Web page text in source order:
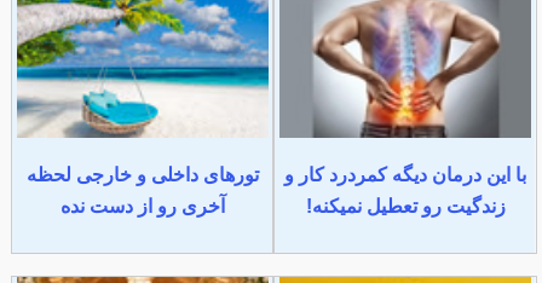
با این درمان دیگه کمردرد کار و
زندگیت رو تعطیل نمیکنه!
تورهای داخلی و خارجی لحظه
آخری رو از دست نده